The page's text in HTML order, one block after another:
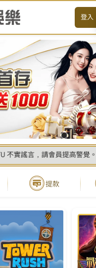
首頁
最新消息
熱門遊戲
遊戲攻略
優惠活動
體驗金888免費送